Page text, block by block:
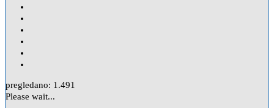
pregledano: 1.491
Please wait...